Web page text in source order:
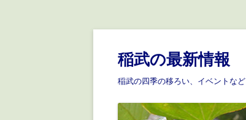
稲武の最新情報
稲武の四季の移ろい、イベントなど